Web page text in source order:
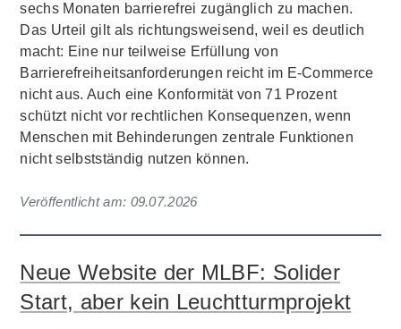
sechs Monaten barrierefrei zugänglich zu machen.
Das Urteil gilt als richtungsweisend, weil es deutlich
macht: Eine nur teilweise Erfüllung von
Barrierefreiheitsanforderungen reicht im E-Commerce
nicht aus. Auch eine Konformität von 71 Prozent
schützt nicht vor rechtlichen Konsequenzen, wenn
Menschen mit Behinderungen zentrale Funktionen
nicht selbstständig nutzen können.
Veröffentlicht am: 09.07.2026
Neue Website der MLBF: Solider
Start, aber kein Leuchtturmprojekt